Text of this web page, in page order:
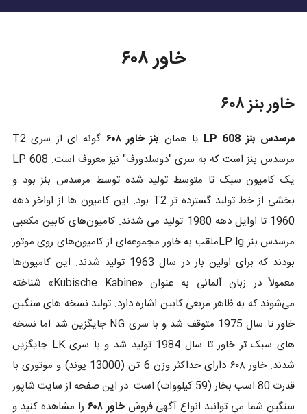
خاور ۶۰۸
خاور بنز ۶۰۸
مرسدس بنز LP 608 یا همان بنز خاور ۶۰۸
گونه ای از سری T2
مرسدس بنز است که به سری "دوسلدورف" نیز معروف است. LP 608
یک کامیون سبک تا متوسط تولید شده توسط مرسدس بنز بود و
بخشی از خط تولید گسترده تر T2 بود. این کامیون ها از اواخر دهه
1960 تا اوایل دهه 1980 تولید می شدند. کامیون‌های کابین مکعبی
مرسدس بنز LP lgملقب به خاور مجموعه‌ای از کامیون‌های روی موتور
بودند که برای اولین بار در سال 1963 تولید شدند. این کامیون‌ها
معمولاً در زبان آلمانی به عنوان «Kubische Kabine» شناخته
می‌شوند که به ظاهر مربعی کابین اشاره دارد. تولید نسخه های سنگین
خاور تا سال 1975 متوقف شد و با سری NG جایگزین شد اما نسخه
های سبک تر خاور تا سال 1984 تولید شد و با سری LK جایگزین
شدند. خاور ۶۰۸ دارای حداکثر وزن 6 تن (13000 پوند) و موتوری با
قدرت 80 اسب بخار (59 کیلووات) است. در این صفحه از سایت شاپور
سنگین شما می توانید انواع آگهی فروشخاور ۶۰۸
را مشاهده کنید و